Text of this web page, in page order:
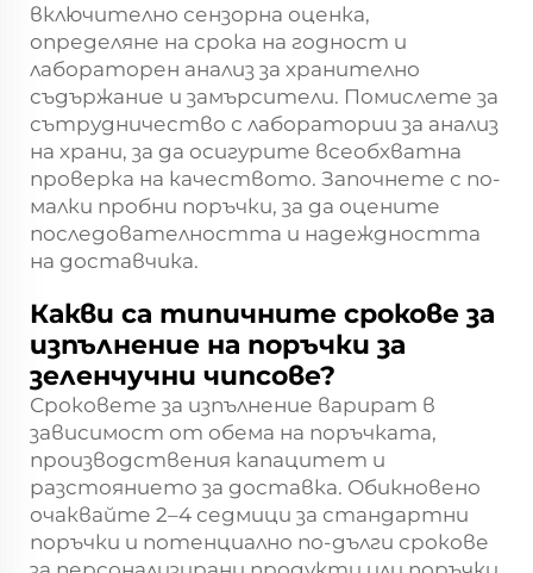
включително сензорна оценка,
определяне на срока на годност и
лабораторен анализ за хранително
съдържание и замърсители. Помислете за
сътрудничество с лаборатории за анализ
на храни, за да осигурите всеобхватна
проверка на качеството. Започнете с по-
малки пробни поръчки, за да оцените
последователността и надеждността
на доставчика.
Какви са типичните срокове за
изпълнение на поръчки за
зеленчучни чипсове?
Сроковете за изпълнение варират в
зависимост от обема на поръчката,
производствения капацитет и
разстоянието за доставка. Обикновено
очаквайте 2–4 седмици за стандартни
поръчки и потенциално по-дълги срокове